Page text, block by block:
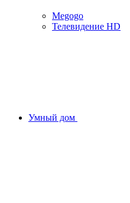
Megogo
Телевидение HD
Умный дом